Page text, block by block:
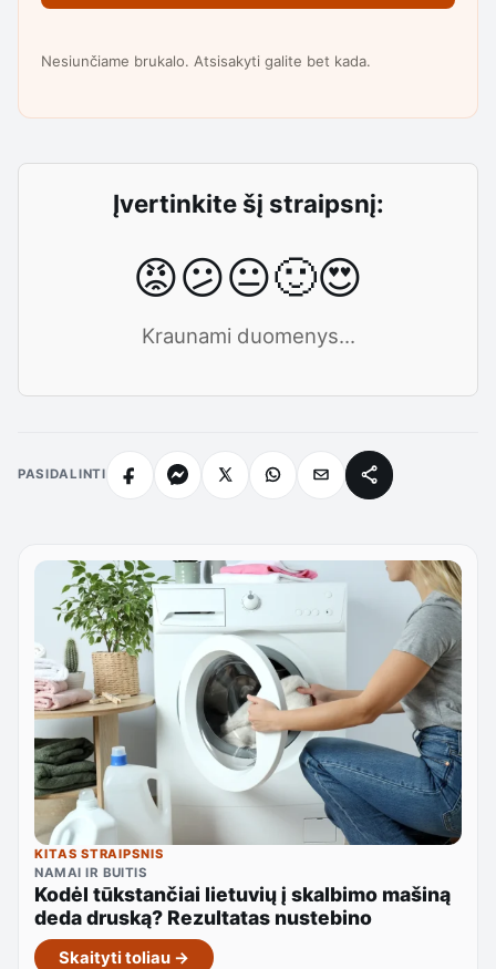
Nesiunčiame brukalo. Atsisakyti galite bet kada.
Įvertinkite šį straipsnį:
😡😕😐🙂😍
Kraunami duomenys...
PASIDALINTI
KITAS STRAIPSNIS
NAMAI IR BUITIS
Kodėl tūkstančiai lietuvių į skalbimo mašiną
deda druską? Rezultatas nustebino
Skaityti toliau →